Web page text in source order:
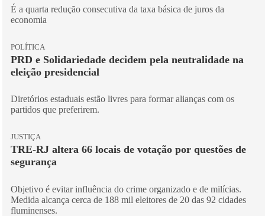
É a quarta redução consecutiva da taxa básica de juros da
economia
POLÍTICA
PRD e Solidariedade decidem pela neutralidade na
eleição presidencial
Diretórios estaduais estão livres para formar alianças com os
partidos que preferirem.
JUSTIÇA
TRE-RJ altera 66 locais de votação por questões de
segurança
Objetivo é evitar influência do crime organizado e de milícias.
Medida alcança cerca de 188 mil eleitores de 20 das 92 cidades
fluminenses.